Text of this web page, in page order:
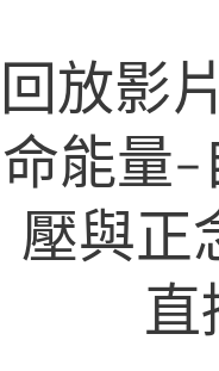
回放影
命能量-
壓與正
直